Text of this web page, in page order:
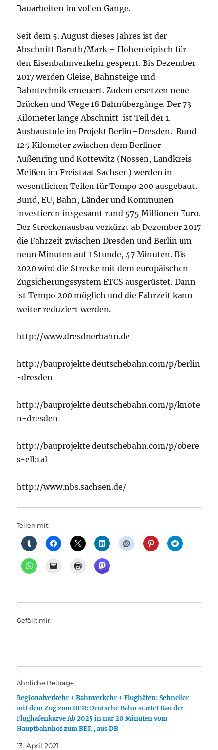
Bauarbeiten im vollen Gange.
Seit dem 5. August dieses Jahres ist der
Abschnitt Baruth/Mark – Hohenleipisch für
den Eisenbahnverkehr gesperrt. Bis Dezember
2017 werden Gleise, Bahnsteige und
Bahntechnik erneuert. Zudem ersetzen neue
Brücken und Wege 18 Bahnübergänge. Der 73
Kilometer lange Abschnitt ist Teil der 1.
Ausbaustufe im Projekt Berlin–Dresden. Rund
125 Kilometer zwischen dem Berliner
Außenring und Kottewitz (Nossen, Landkreis
Meißen im Freistaat Sachsen) werden in
wesentlichen Teilen für Tempo 200 ausgebaut.
Bund, EU, Bahn, Länder und Kommunen
investieren insgesamt rund 575 Millionen Euro.
Der Streckenausbau verkürzt ab Dezember 2017
die Fahrzeit zwischen Dresden und Berlin um
neun Minuten auf 1 Stunde, 47 Minuten. Bis
2020 wird die Strecke mit dem europäischen
Zugsicherungssystem ETCS ausgerüstet. Dann
ist Tempo 200 möglich und die Fahrzeit kann
weiter reduziert werden.
http://www.dresdnerbahn.de
http://bauprojekte.deutschebahn.com/p/berlin
-dresden
http://bauprojekte.deutschebahn.com/p/knote
n-dresden
http://bauprojekte.deutschebahn.com/p/obere
s-elbtal
http://www.nbs.sachsen.de/
Teilen mit:
Gefällt mir:
Ähnliche Beiträge
Regionalverkehr + Bahnverkehr + Flughäfen: Schneller
mit dem Zug zum BER: Deutsche Bahn startet Bau der
Flughafenkurve Ab 2025 in nur 20 Minuten vom
Hauptbahnhof zum BER , aus DB
13. April 2021